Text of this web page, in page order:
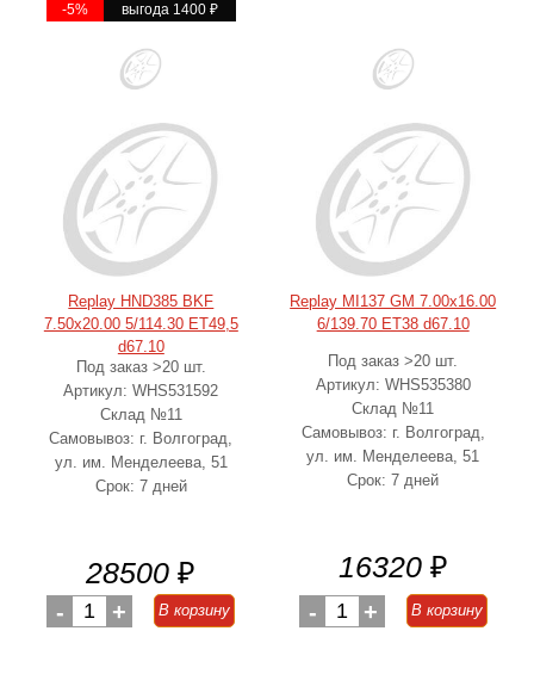
-5% выгода 1400 ₽
Replay HND385 BKF
7.50x20.00 5/114.30 ET49,5
d67.10
Под заказ >20 шт.
Артикул: WHS531592
Склад №11
Самовывоз: г. Волгоград,
ул. им. Менделеева, 51
Срок: 7 дней
28500 ₽
- 1 + В корзину
Replay MI137 GM 7.00x16.00
6/139.70 ET38 d67.10
Под заказ >20 шт.
Артикул: WHS535380
Склад №11
Самовывоз: г. Волгоград,
ул. им. Менделеева, 51
Срок: 7 дней
16320 ₽
- 1 + В корзину